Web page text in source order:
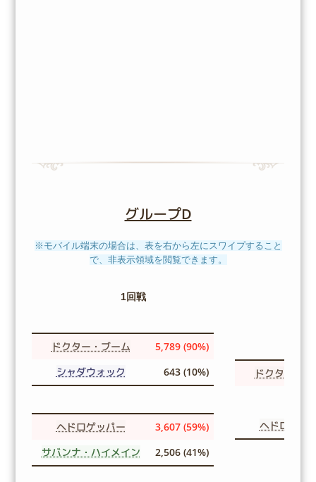
グループD
※モバイル端末の場合は、表を右から左にスワイプすること
で、非表示領域を閲覧できます。
1回戦
ドクター・ブーム
5,789 (90%)
シャダウォック
643 (10%) ドクター・
ヘドロゲッパー 3,607 (59%)
ヘドロゲッ
サバンナ・ハイメイン
2,506 (41%)